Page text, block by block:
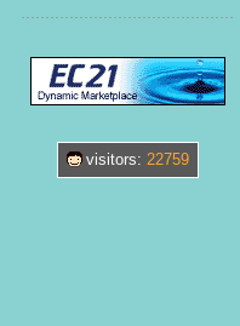
visitors: 22759